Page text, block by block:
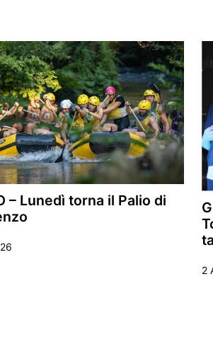
– Lunedì torna il Palio di
2